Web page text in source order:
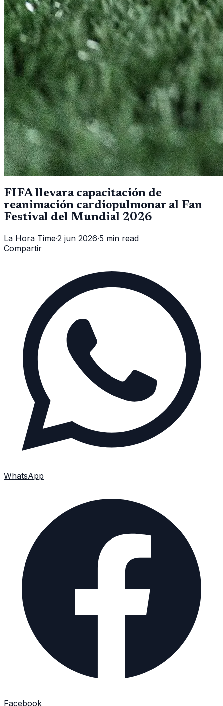
FIFA llevara capacitación de
reanimación cardiopulmonar al Fan
Festival del Mundial 2026
La Hora Time·2 jun 2026·5 min read
Compartir
WhatsApp
Facebook